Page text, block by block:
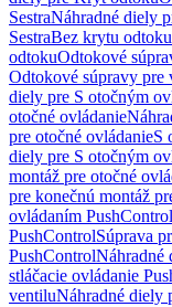
SestraNáhradné diely
SestraBez krytu odtoku
odtokuOdtokové
Odtokové súpravy pre
diely pre S otočným
otočné ovládanie
pre otočné ovládanieS
diely pre S otočným
montáž pre otočné
pre konečnú montáž
ovládaním PushControl
PushControlSúprava
PushControlNáhradné
stláčacie ovládanie
ventiluNáhradné diely